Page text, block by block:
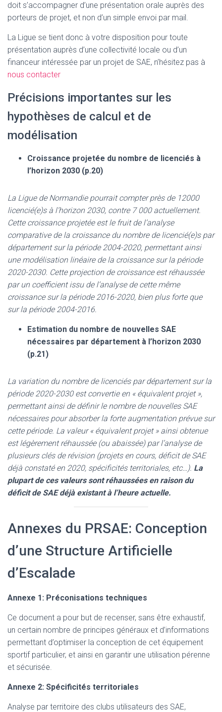
doit s’accompagner d’une présentation orale auprès des
porteurs de projet, et non d’un simple envoi par mail.
La Ligue se tient donc à votre disposition pour toute
présentation auprès d’une collectivité locale ou d’un
financeur intéressée par un projet de SAE, n’hésitez pas à
nous contacter
Précisions importantes sur les
hypothèses de calcul et de
modélisation
Croissance projetée du nombre de licenciés à
l’horizon 2030 (p.20)
La Ligue de Normandie pourrait compter près de 12000
licencié(e)s à l’horizon 2030, contre 7 000 actuellement.
Cette croissance projetée est le fruit de l’analyse
comparative de la croissance du nombre de licencié(e)s par
département sur la période 2004-2020, permettant ainsi
une modélisation linéaire de la croissance sur la période
2020-2030. Cette projection de croissance est réhaussée
par un coefficient issu de l’analyse de cette même
croissance sur la période 2016-2020, bien plus forte que
sur la période 2004-2016.
Estimation du nombre de nouvelles SAE
nécessaires par département à l’horizon 2030
(p.21)
La variation du nombre de licenciés par département sur la
période 2020-2030 est convertie en « équivalent projet »,
permettant ainsi de définir le nombre de nouvelles SAE
nécessaires pour absorber la forte augmentation prévue sur
cette période. La valeur « équivalent projet » ainsi obtenue
est légèrement réhaussée (ou abaissée) par l’analyse de
plusieurs clés de révision (projets en cours, déficit de SAE
déjà constaté en 2020, spécificités territoriales, etc…). La
plupart de ces valeurs sont réhaussées en raison du
déficit de SAE déjà existant à l’heure actuelle.
Annexes du PRSAE: Conception
d’une Structure Artificielle
d’Escalade
Annexe 1: Préconisations techniques
Ce document a pour but de recenser, sans être exhaustif,
un certain nombre de principes généraux et d’informations
permettant d’optimiser la conception de cet équipement
sportif particulier, et ainsi en garantir une utilisation pérenne
et sécurisée.
Annexe 2: Spécificités territoriales
Analyse par territoire des clubs utilisateurs des SAE,